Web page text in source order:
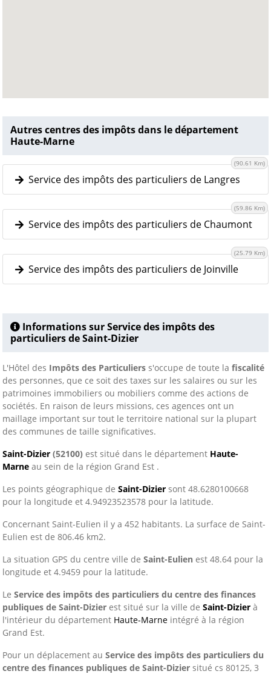
Autres centres des impôts dans le département
Haute-Marne
Service des impôts des particuliers de Langres
(90.61 Km)
Service des impôts des particuliers de Chaumont
(59.86 Km)
Service des impôts des particuliers de Joinville
(25.79 Km)
Informations sur Service des impôts des
particuliers de Saint-Dizier
L'Hôtel des Impôts des Particuliers s'occupe de toute la fiscalité
des personnes, que ce soit des taxes sur les salaires ou sur les
patrimoines immobiliers ou mobiliers comme des actions de
sociétés. En raison de leurs missions, ces agences ont un
maillage important sur tout le territoire national sur la plupart
des communes de taille significatives.
Saint-Dizier (52100) est situé dans le département Haute-
Marne au sein de la région Grand Est .
Les points géographique de Saint-Dizier sont 48.6280100668
pour la longitude et 4.94923523578 pour la latitude.
Concernant Saint-Eulien il y a 452 habitants. La surface de Saint-
Eulien est de 806.46 km2.
La situation GPS du centre ville de Saint-Eulien est 48.64 pour la
longitude et 4.9459 pour la latitude.
Le Service des impôts des particuliers du centre des finances
publiques de Saint-Dizier est situé sur la ville de Saint-Dizier à
l'intérieur du département Haute-Marne intégré à la région
Grand Est.
Pour un déplacement au Service des impôts des particuliers du
centre des finances publiques de Saint-Dizier situé cs 80125, 3